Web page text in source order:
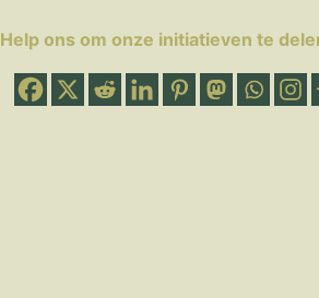
Help ons om onze initiatieven te